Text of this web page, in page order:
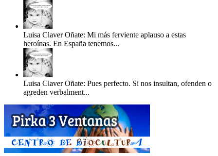
Luisa Claver Oñate: Mi más ferviente aplauso a estas
heroínas. En España tenemos...
Luisa Claver Oñate: Pues perfecto. Si nos insultan, ofenden o
agreden verbalment...